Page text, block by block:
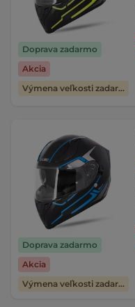
Doprava zadarmo
Akcia
Výmena veľkosti zadarmo
Doprava zadarmo
Akcia
Výmena veľkosti zadarmo